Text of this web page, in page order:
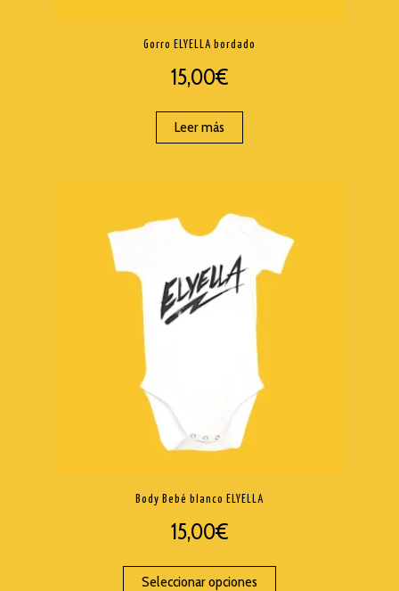
Gorro ELYELLA bordado
15,00€
Leer más
Body Bebé blanco ELYELLA
15,00€
Seleccionar opciones